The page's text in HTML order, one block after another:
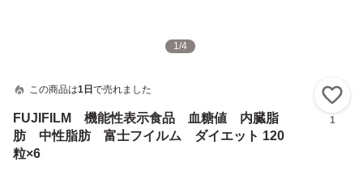
1/4
この商品は1日 で売れました
FUJIFILM 機能性表示食品 血糖値 内臓脂
肪 中性脂肪 富士フイルム ダイエット 120
粒×6
1